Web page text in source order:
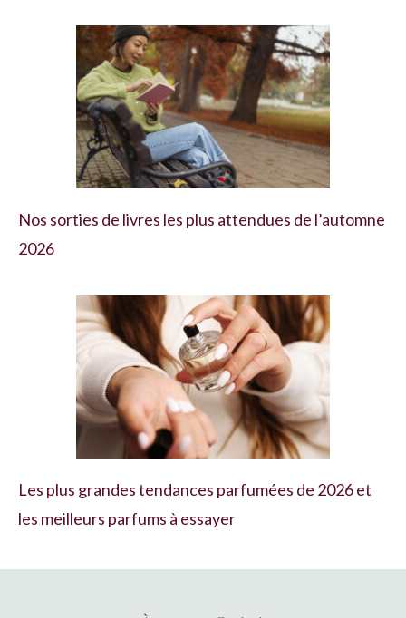
Nos sorties de livres les plus attendues de l’automne
2026
Les plus grandes tendances parfumées de 2026 et
les meilleurs parfums à essayer